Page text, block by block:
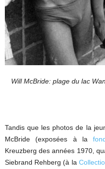
Will McBride: plage du lac
Tandis que les photos de la
McBride (exposées à la
Kreuzberg des années 1970,
Siebrand Rehberg (à la